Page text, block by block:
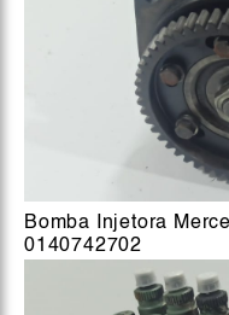
Bomba Injetora
0140742702